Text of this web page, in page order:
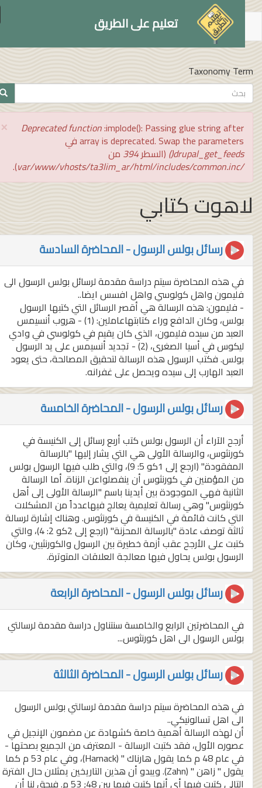
تعليم على الطريق
Taxonomy
× رسالة
الخطأ
Deprecated function:implode(): Passing glue string after
array is deprecated. Swap the parameters في
drupal_get_feeds() (السطر394من
).
كتابي
رسائل بولس الرسول - المحاضرة السادسة
في هذه المحاضرة سيتم دراسة مقدمة لرسائل بولس الرسول الى
فليمون واهل كولوسي واهل افسس ايضا..
- فليمون: هذه الرسالة هي أقصر الرسائل التي كتبها الرسول
بولس، وكان الدافع وراء كتابتهاعاملين: (1) - هروب أنسيمس
العبد من سيده فليمون، الذي كان يقيم في كولوسي في وادي
ليكوس في أسيا الصغرى، (2) - تجديد أنسيمس على يد الرسول
بولس. فكتب الرسول هذه الرسالة لتحقيق المصالحة، حتى يعود
العبد الهارب إلى سيده ويحصل على غفرانه.
رسائل بولس الرسول - المحاضرة الخامسة
أرجح الآراء أن الرسول بولس كتب أربع رسائل إلى الكنيسة في
كورنثوس، والرسالة الأولى هي التي يشار إليها "بالرسالة
المفقودة" (ارجع إلى 1كو 5: 9)، والتي طلب فيها الرسول بولس
من المؤمنين في كورنثوس أن ينفصلواعن الزناة. أما الرسالة
الثانية فهي الموجودة بين أيدينا باسم "الرسالة الأولى إلى أهل
كورنثوس" وهي رسالة تعليمية يعالج فيهاعدداً من المشكلات
التي كانت قائمة في الكنيسة في كورنثوس. وهناك إشارة لرسالة
ثالثة توصف عادة "بالرسالة المحزنة" (ارجع إلى 2كو 2: 4)، والتي
كتبت على الأرجح عقب أزمة خطيرة بين الرسول والكورنثيين، وكان
الرسول بولس يحاول فيها معالجة العلاقات المتوترة.
رسائل بولس الرسول - المحاضرة الرابعة
في المحاضرتين الرابع والخامسة سنتناول دراسة مقدمة لرسالتي
بولس الرسول الى اهل كورنثوس...
رسائل بولس الرسول - المحاضرة الثالثة
في هذه المحاضرة سيتم دراسة مقدمة لرسالتي بولس الرسول
الى اهل تسالونيكي..
أن لهذه الرسالة أهمية خاصة كشهادة عن مضمون الإنجيل في
عصوره الأول، فقد كتبت الرسالة - المعترف من الجميع بصحتها -
في عام 48 م كما يقول هارناك " (Harnack)، وفي عام 53 م كما
يقول " زاهن " (Zahn). ويبدو أن هذين التاريخين يمثلان حال الفترة
التالي كتبت فيها أي أنها كتبت فيما بين 48; 53 م. فيحق لنا أن